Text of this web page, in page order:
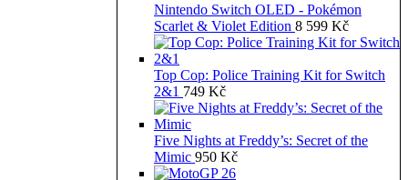
Nintendo Switch OLED - Pokémon
Scarlet & Violet Edition 8 599 Kč
Top Cop: Police Training Kit for Switch
2&1 749 Kč
Five Nights at Freddy’s: Secret of the
Mimic 950 Kč